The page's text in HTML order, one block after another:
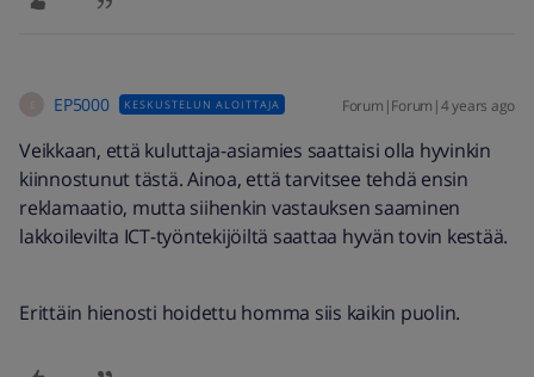
EP5000 KESKUSTELUN ALOITTAJA Forum|Forum|4 years ago
Veikkaan, että kuluttaja-asiamies saattaisi olla hyvinkin
kiinnostunut tästä. Ainoa, että tarvitsee tehdä ensin
reklamaatio, mutta siihenkin vastauksen saaminen
lakkoilevilta ICT-työntekijöiltä saattaa hyvän tovin kestää.
Erittäin hienosti hoidettu homma siis kaikin puolin.